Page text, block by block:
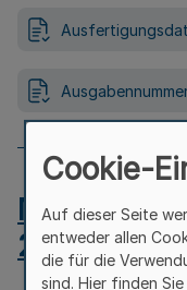
MB.NRW
24.07.2026
Cookie-
Auf dieser Seite
entweder allen
die für die
sind. Hier finden